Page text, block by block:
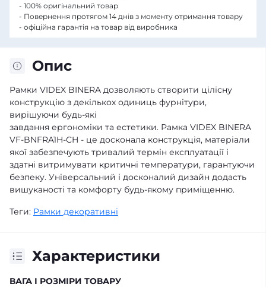
Опис
Рамки VIDEX BINERA дозволяють створити цілісну
конструкцію з декількох одиниць фурнітури,
вирішуючи будь-які
завдання ергономіки та естетики. Рамка VIDEX BINERA
VF-BNFRA1H-CH - це досконала конструкція, матеріали
якої забезпечують тривалий термін експлуатації і
здатні витримувати критичні температури, гарантуючи
безпеку. Універсальний і досконалий дизайн додасть
вишуканості та комфорту будь-якому приміщенню.
Теги: Рамки декоративні
Характеристики
ВАГА І РОЗМІРИ ТОВАРУ
- 100% оригінальний товар
- Повернення протягом 14 днів з моменту отримання товару
- офіційна гарантія на товар від виробника